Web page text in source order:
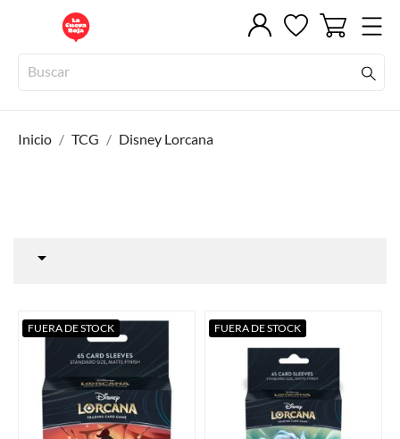
Inicio TCG Disney Lorcana

FUERA DE STOCK FUERA DE STOCK